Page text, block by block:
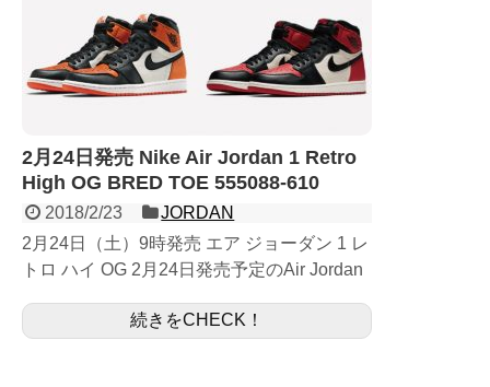
2月24日発売 Nike Air Jordan 1 Retro
High OG BRED TOE 555088-610
2018/2/23
JORDAN
2月24日（土）9時発売 エア ジョーダン 1 レ
トロ ハイ OG 2月24日発売予定のAir Jordan
続きをCHECK！